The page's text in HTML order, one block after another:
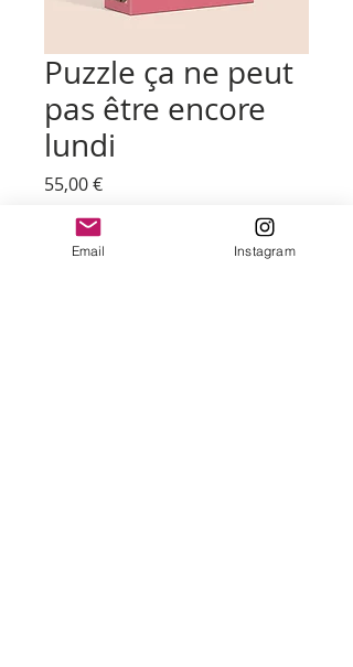
Puzzle ça ne peut
pas être encore
lundi
55,00 €Prix
Quantité
Email Instagram